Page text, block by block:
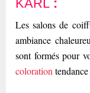
KARL :
Les salons de
ambiance
sont formés pour
coloration